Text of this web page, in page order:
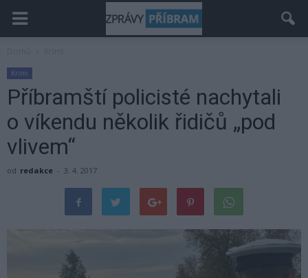
Krimi
Příbramští policisté nachytali
o víkendu několik řidičů „pod
vlivem“
od redakce - 3. 4. 2017